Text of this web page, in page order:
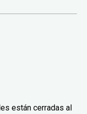
están cerradas al